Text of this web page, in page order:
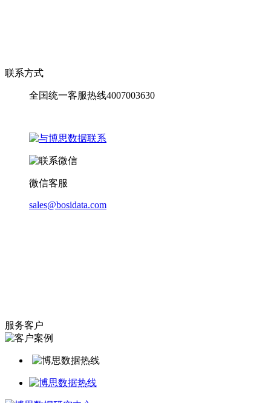
联系方式
全国统一客服热线4007003630
微信客服
sales@bosidata.com
服务客户